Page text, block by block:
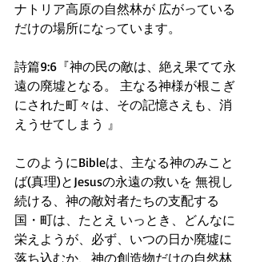
ナトリア高原の自然林が 広がっている
だけの場所になっています。
詩篇9:6『神の民の敵は、絶え果てて永
遠の廃墟となる。 主なる神様が根こぎ
にされた町々は、その記憶さえも、消
えうせてしまう 』
このようにBibleは、主なる神のみこと
ば(真理)とJesusの永遠の救いを 無視し
続ける、神の敵対者たちの支配する
国・町は、たとえ いっとき、どんなに
栄えようが、必ず、いつの日か廃墟に
落ち込むか、神の創造物だけの自然林